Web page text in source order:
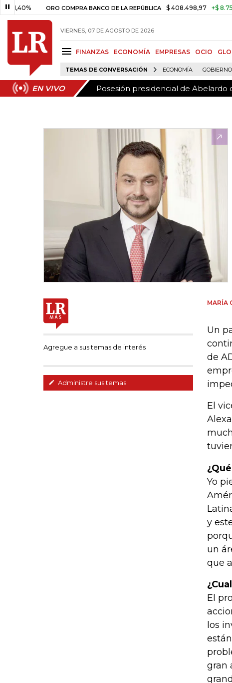
ORO COMPRA BANCO DE LA REPÚBLICA $ 408.498,97 +$ 8.753,81
VIERNES, 07 DE AGOSTO DE 2026
FINANZAS ECONOMÍA EMPRESAS OCIO
TEMAS DE CONVERSACIÓN ECONOMÍA
EN VIVO Posesión presidencial de Abelardo
EN VIVO Posesión presidencial de Abelardo
Agregue a sus temas de interés
Administre sus temas
MARÍA
Un
de
El
Yo
y
un
que
El
los
gran